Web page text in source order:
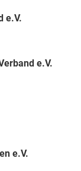
e.V.
e.V.
e.V.